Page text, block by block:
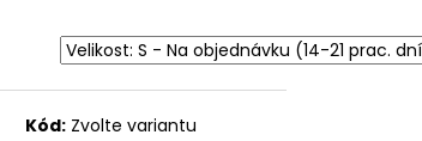
Kód: Zvolte variantu